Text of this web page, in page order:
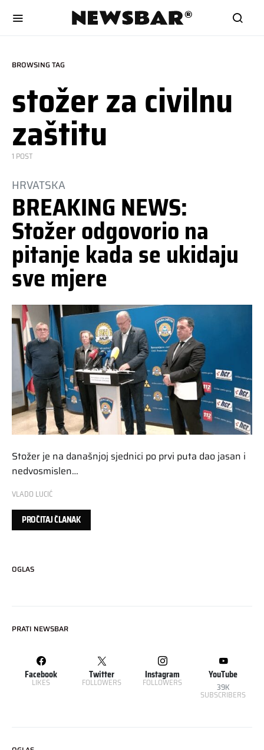
BROWSING TAG
stožer za civilnu
zaštitu
1 POST
HRVATSKA
BREAKING NEWS:
Stožer odgovorio na
pitanje kada se ukidaju
sve mjere
Stožer je na današnjoj sjednici po prvi puta dao jasan i
nedvosmislen…
VLADO LUCIĆ
PROČITAJ ČLANAK
OGLAS
PRATI NEWSBAR
Facebook
LIKES
Twitter
FOLLOWERS
Instagram
FOLLOWERS
YouTube
39K
SUBSCRIBERS